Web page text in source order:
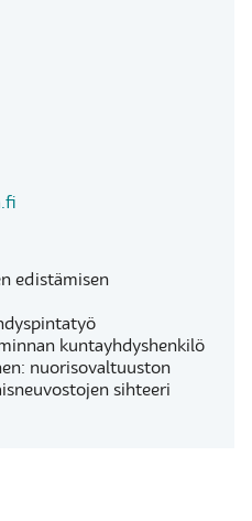
edistämisen
kuntayhdyshenkilö
nuorisovaltuuston
sihteeri